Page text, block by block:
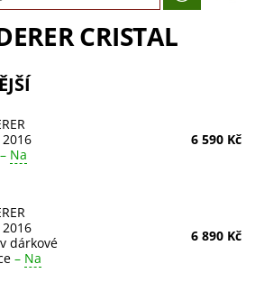
CRISTAL
– Na
6 590 Kč
dárkové
– Na
6 890 Kč